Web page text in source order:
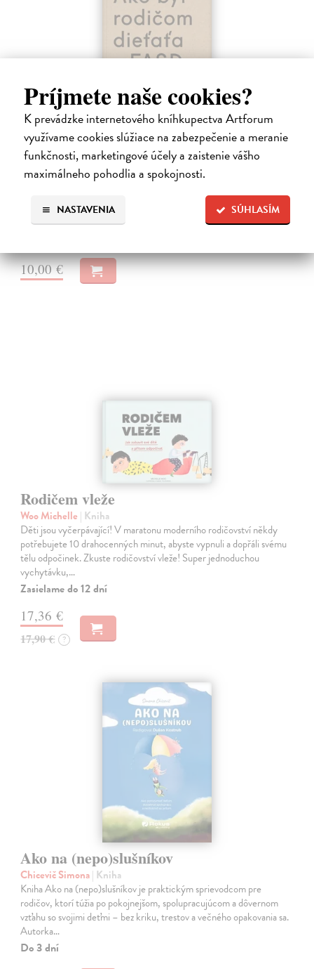
Príjmete naše cookies?
K prevádzke internetového kníhkupectva Artforum
využívame cookies slúžiace na zabezpečenie a meranie
funkčnosti, marketingové účely a zaistenie vášho
maximálneho pohodlia a spokojnosti.
SÚHLASÍM
NASTAVENIA
Ako byť rodičom dieťaťa s FASD
Brown Julia, Mather Mary| Kniha
Jedna z mála kníh o poruchách fetálneho alkoholového spektra v
slovenskom jazyku. Kniha nielen jasne a zrozumiteľne popisuje
problematiku FASD, ale ponúka aj konkrétne rady pri výchove detí s
touto diagnózou.…
10,00 €
Rodičem vleže
Woo Michelle | Kniha
Děti jsou vyčerpávající! V maratonu moderního rodičovství někdy
potřebujete 10 drahocenných minut, abyste vypnuli a dopřáli svému
tělu odpočinek. Zkuste rodičovství vleže! Super jednoduchou
vychytávku,…
Zasielame do 12 dní
17,36 €
17,90 € ?
Ako na (nepo)slušníkov
Chicevič Simona| Kniha
Kniha Ako na (nepo)slušníkov je praktickým sprievodcom pre
rodičov, ktorí túžia po pokojnejšom, spolupracujúcom a dôvernom
vzťahu so svojimi deťmi – bez kriku, trestov a večného opakovania sa.
Autorka…
Do 3 dní